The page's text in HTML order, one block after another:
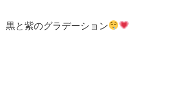
黒と紫のグラデーション